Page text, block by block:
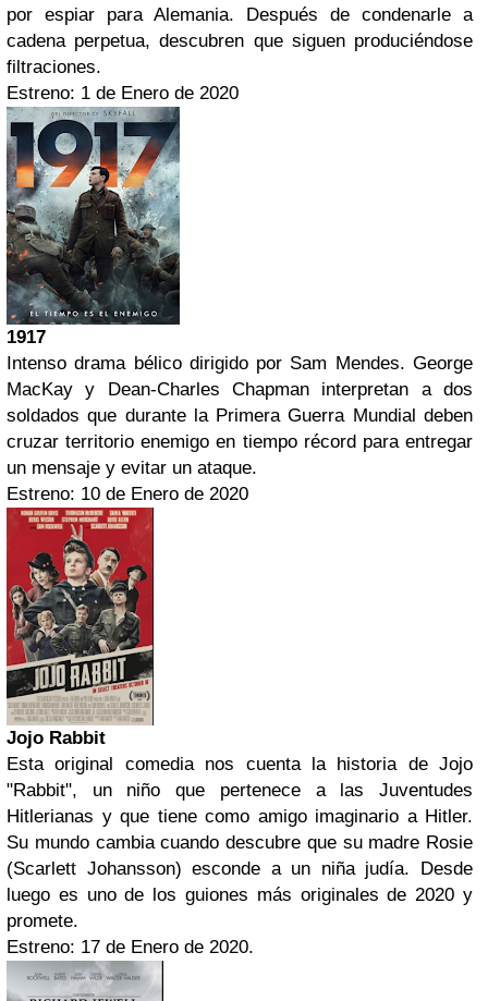
por espiar para Alemania. Después de condenarle a
cadena perpetua, descubren que siguen produciéndose
filtraciones.
Estreno: 1 de Enero de 2020
1917
Intenso drama bélico dirigido por Sam Mendes. George
MacKay y Dean-Charles Chapman interpretan a dos
soldados que durante la Primera Guerra Mundial deben
cruzar territorio enemigo en tiempo récord para entregar
un mensaje y evitar un ataque.
Estreno: 10 de Enero de 2020
Jojo Rabbit
Esta original comedia nos cuenta la historia de Jojo
"Rabbit", un niño que pertenece a las Juventudes
Hitlerianas y que tiene como amigo imaginario a Hitler.
Su mundo cambia cuando descubre que su madre Rosie
(Scarlett Johansson) esconde a un niña judía. Desde
luego es uno de los guiones más originales de 2020 y
promete.
Estreno: 17 de Enero de 2020.